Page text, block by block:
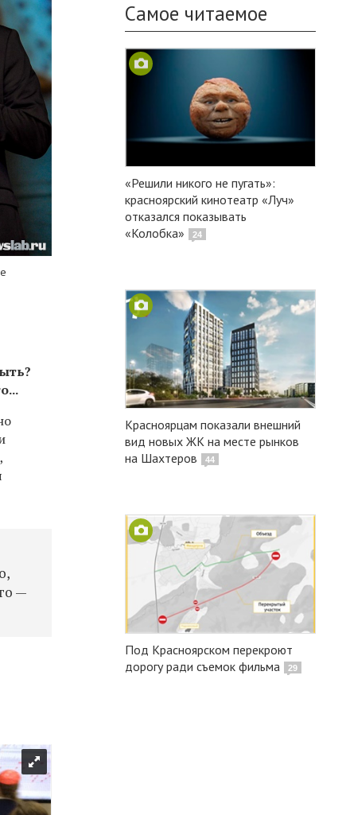
—
Самое читаемое
«Решили никого не пугать»:
красноярский кинотеатр «Луч»
отказался показывать
«Колобка»
24
Красноярцам показали внешний
вид новых ЖК на месте рынков
на Шахтеров
44
Под Красноярском перекроют
дорогу ради съемок фильма
29